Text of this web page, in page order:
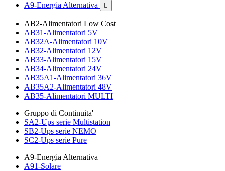
A9-Energia Alternativa 
AB2-Alimentatori Low Cost
AB31-Alimentatori 5V
AB32A-Alimentatori 10V
AB32-Alimentatori 12V
AB33-Alimentatori 15V
AB34-Alimentatori 24V
AB35A1-Alimentatori 36V
AB35A2-Alimentatori 48V
AB35-Alimentatori MULTI
Gruppo di Continuita'
SA2-Ups serie Multistation
SB2-Ups serie NEMO
SC2-Ups serie Pure
A9-Energia Alternativa
A91-Solare